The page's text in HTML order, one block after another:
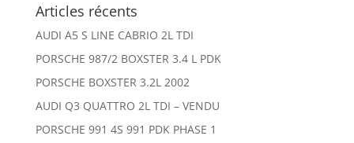
Articles récents
AUDI A5 S LINE CABRIO 2L TDI
PORSCHE 987/2 BOXSTER 3.4 L PDK
PORSCHE BOXSTER 3.2L 2002
AUDI Q3 QUATTRO 2L TDI – VENDU
PORSCHE 991 4S 991 PDK PHASE 1